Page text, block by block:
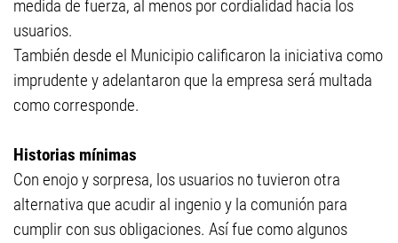
medida de fuerza, al menos por cordialidad hacia los
usuarios.
También desde el Municipio calificaron la iniciativa como
imprudente y adelantaron que la empresa será multada
como corresponde.
Historias mínimas
Con enojo y sorpresa, los usuarios no tuvieron otra
alternativa que acudir al ingenio y la comunión para
cumplir con sus obligaciones. Así fue como algunos